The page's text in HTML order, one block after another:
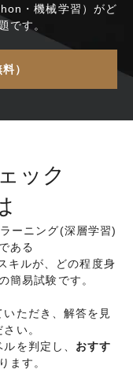
・機械学習）がど
です。
）
ック
ーニング(深層学習)
ある
キルが、どの程度身
簡易試験です。
ただき、解答を見
い。
を判定し、 おすす
ます。